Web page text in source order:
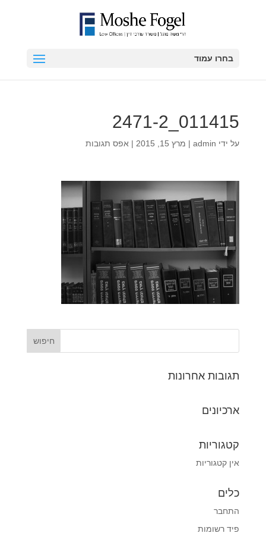
בחרו עמוד
011415_2471-2
על ידי admin
| מרץ 15, 2015 | אפס תגובות
תגובות אחרונות
ארכיונים
קטגוריות
אין קטגוריות
כלים
התחבר
פיד רשומות